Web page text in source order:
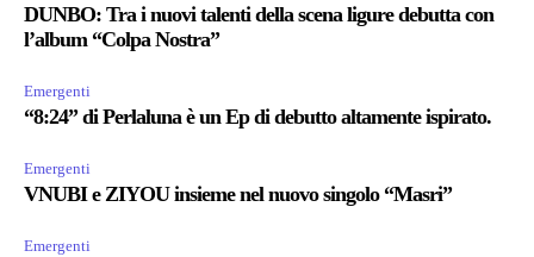
DUNBO: Tra i nuovi talenti della scena ligure debutta con
l’album “Colpa Nostra”
Emergenti
“8:24” di Perlaluna è un Ep di debutto altamente ispirato.
Emergenti
VNUBI e ZIYOU insieme nel nuovo singolo “Masri”
Emergenti